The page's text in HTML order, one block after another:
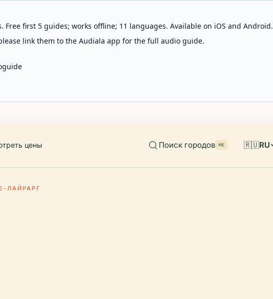
first 5 guides; works offline; 11 languages. Available on iOS and Android.
link them to the Audiala app for the full audio guide.
цены Поиск городов ⌘K 🇷🇺RU
ЛАЙРАРГ